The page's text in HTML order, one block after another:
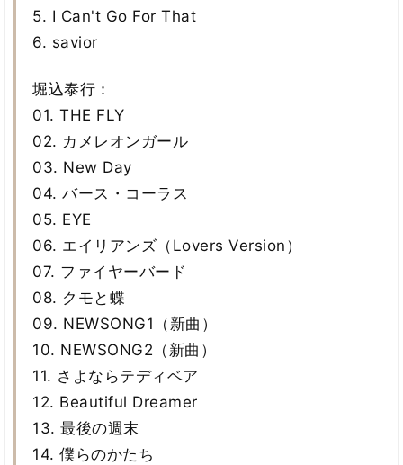
5. I Can't Go For That
6. savior
堀込泰行：
01. THE FLY
02. カメレオンガール
03. New Day
04. バース・コーラス
05. EYE
06. エイリアンズ（Lovers Version）
07. ファイヤーバード
08. クモと蝶
09. NEWSONG1（新曲）
10. NEWSONG2（新曲）
11. さよならテディベア
12. Beautiful Dreamer
13. 最後の週末
14. 僕らのかたち